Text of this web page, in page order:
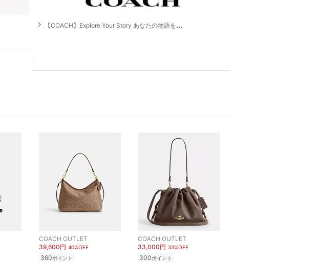
navigate_next 【COACH】Explore Your Story あなたの物語を描こう
COACH OUTLET
39,600円 40%OFF
360ポイント
COACH OUTLET
33,000円 33%OFF
300ポイント